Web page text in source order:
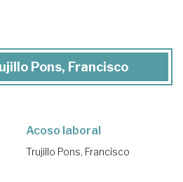
Pons, Francisco
Acoso laboral
Trujillo Pons, Francisco